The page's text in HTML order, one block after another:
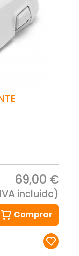
69,00 €
incluido)
Comprar